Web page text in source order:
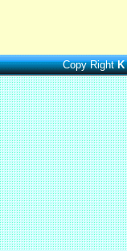
Copy RightK